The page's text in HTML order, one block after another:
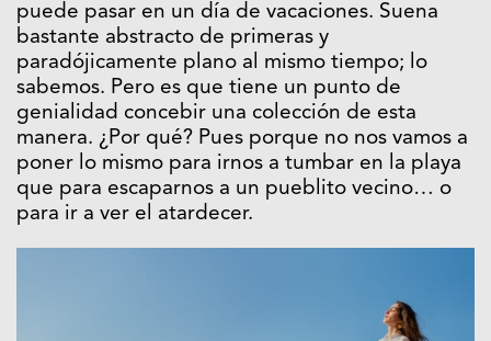
puede pasar en un día de vacaciones. Suena
bastante abstracto de primeras y
paradójicamente plano al mismo tiempo; lo
sabemos. Pero es que tiene un punto de
genialidad concebir una colección de esta
manera. ¿Por qué? Pues porque no nos vamos a
poner lo mismo para irnos a tumbar en la playa
que para escaparnos a un pueblito vecino… o
para ir a ver el atardecer.